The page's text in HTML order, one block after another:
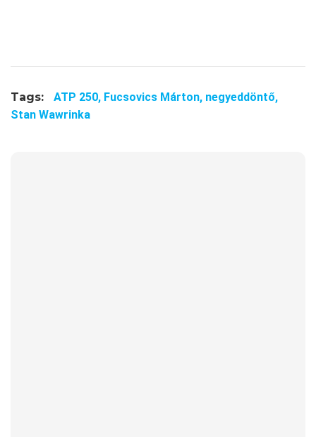
Tags: ATP 250, Fucsovics Márton, negyeddöntő,
Stan Wawrinka